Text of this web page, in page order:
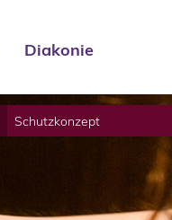
Diakonie
Schutzkonzept